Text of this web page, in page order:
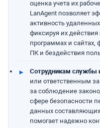
оценка учета их
LanAgent позволяет
активность
фиксируя их действия
программах и сайтах,
ПК и бездействия
Сотрудникам службы
или ответственным
за соблюдение
сфере безопасности
данных
помогает надежно